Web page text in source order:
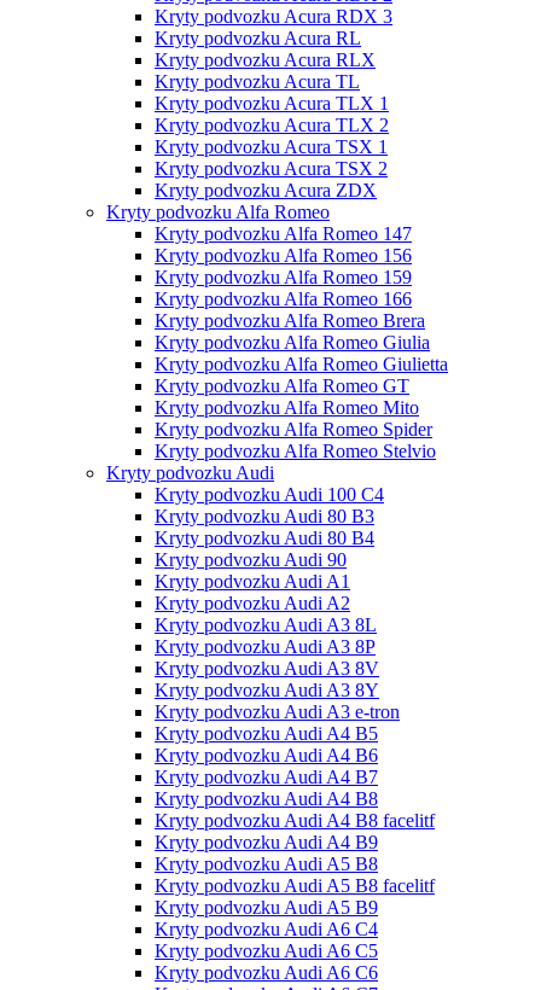
Kryty podvozku Acura RDX 3
Kryty podvozku Acura RL
Kryty podvozku Acura RLX
Kryty podvozku Acura TL
Kryty podvozku Acura TLX 1
Kryty podvozku Acura TLX 2
Kryty podvozku Acura TSX 1
Kryty podvozku Acura TSX 2
Kryty podvozku Acura ZDX
Kryty podvozku Alfa Romeo
Kryty podvozku Alfa Romeo 147
Kryty podvozku Alfa Romeo 156
Kryty podvozku Alfa Romeo 159
Kryty podvozku Alfa Romeo 166
Kryty podvozku Alfa Romeo Brera
Kryty podvozku Alfa Romeo Giulia
Kryty podvozku Alfa Romeo Giulietta
Kryty podvozku Alfa Romeo GT
Kryty podvozku Alfa Romeo Mito
Kryty podvozku Alfa Romeo Spider
Kryty podvozku Alfa Romeo Stelvio
Kryty podvozku Audi
Kryty podvozku Audi 100 С4
Kryty podvozku Audi 80 B3
Kryty podvozku Audi 80 B4
Kryty podvozku Audi 90
Kryty podvozku Audi A1
Kryty podvozku Audi A2
Kryty podvozku Audi A3 8L
Kryty podvozku Audi A3 8P
Kryty podvozku Audi A3 8V
Kryty podvozku Audi A3 8Y
Kryty podvozku Audi A3 e-tron
Kryty podvozku Audi A4 B5
Kryty podvozku Audi A4 B6
Kryty podvozku Audi A4 B7
Kryty podvozku Audi A4 B8
Kryty podvozku Audi A4 B8 facelitf
Kryty podvozku Audi A4 B9
Kryty podvozku Audi A5 B8
Kryty podvozku Audi A5 B8 facelitf
Kryty podvozku Audi A5 B9
Kryty podvozku Audi A6 C4
Kryty podvozku Audi A6 C5
Kryty podvozku Audi A6 C6